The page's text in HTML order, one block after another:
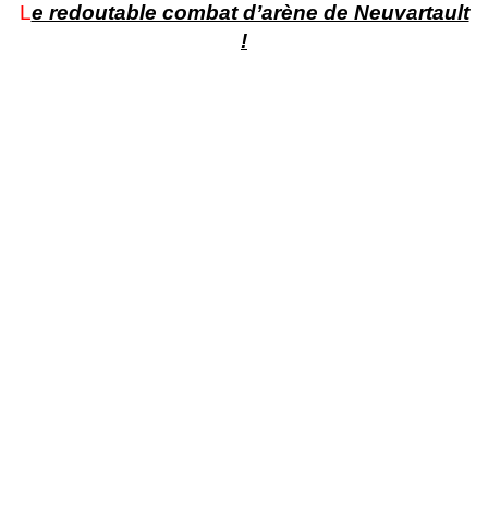
Le redoutable combat d’arène de Neuvartault
!